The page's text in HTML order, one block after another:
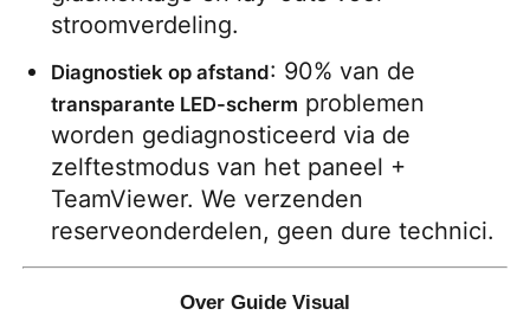
stroomverdeling.
Diagnostiek op afstand
transparante LED-scherm problemen
worden gediagnosticeerd via de
zelftestmodus van het paneel +
TeamViewer. We verzenden
reserveonderdelen, geen dure technici.
Over Guide Visual